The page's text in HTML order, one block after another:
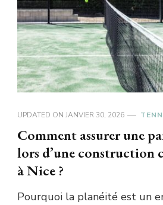
UPDATED ON JANVIER 30, 2026
Comment assurer une
lors d’une construction
à Nice ?
Pourquoi la planéité est un